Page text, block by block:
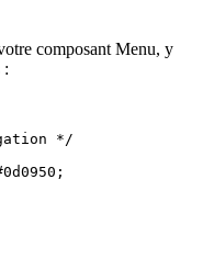
composant Menu, y
:
*/
0d0950 ;